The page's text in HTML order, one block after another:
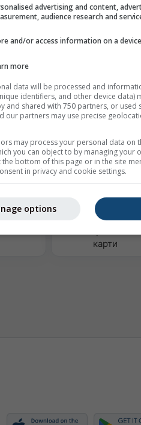
карти
advertising and content,
audience research and
and/or access information on a device
more
data will be processed and
identifiers, and other device data)
and shared with 750 partners, or used
our partners may use precise
may process your personal data on
you can object to by managing your
the bottom of this page or in the site
in privacy and cookie settings.
options